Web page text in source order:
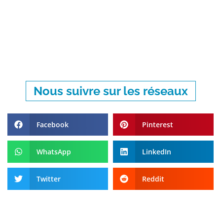
Nous suivre sur les réseaux
Facebook Pinterest
WhatsApp LinkedIn
Twitter Reddit